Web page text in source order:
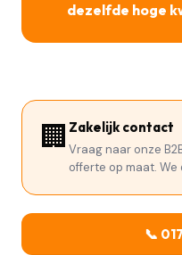
dezelfde hoge
🏢 Zakelijk contact
Vraag naar onze
offerte op maat.
📞